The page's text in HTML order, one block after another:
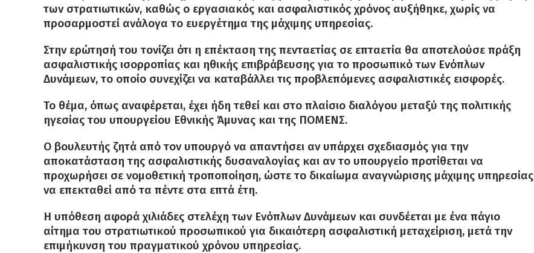
των στρατιωτικών, καθώς ο εργασιακός και ασφαλιστικός χρόνος αυξήθηκε, χωρίς να
προσαρμοστεί ανάλογα το ευεργέτημα της μάχιμης υπηρεσίας.
Στην ερώτησή του τονίζει ότι η επέκταση της πενταετίας σε επταετία θα αποτελούσε πράξη
ασφαλιστικής ισορροπίας και ηθικής επιβράβευσης για το προσωπικό των Ενόπλων
Δυνάμεων, το οποίο συνεχίζει να καταβάλλει τις προβλεπόμενες ασφαλιστικές εισφορές.
Το θέμα, όπως αναφέρεται, έχει ήδη τεθεί και στο πλαίσιο διαλόγου μεταξύ της πολιτικής
ηγεσίας του υπουργείου Εθνικής Άμυνας και της ΠΟΜΕΝΣ.
Ο βουλευτής ζητά από τον υπουργό να απαντήσει αν υπάρχει σχεδιασμός για την
αποκατάσταση της ασφαλιστικής δυσαναλογίας και αν το υπουργείο προτίθεται να
προχωρήσει σε νομοθετική τροποποίηση, ώστε το δικαίωμα αναγνώρισης μάχιμης υπηρεσίας
να επεκταθεί από τα πέντε στα επτά έτη.
Η υπόθεση αφορά χιλιάδες στελέχη των Ενόπλων Δυνάμεων και συνδέεται με ένα πάγιο
αίτημα του στρατιωτικού προσωπικού για δικαιότερη ασφαλιστική μεταχείριση, μετά την
επιμήκυνση του πραγματικού χρόνου υπηρεσίας.